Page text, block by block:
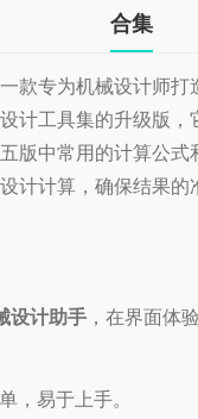
合集
款专为机械设计师打
计工具集的升级版，
版中常用的计算公式
计计算，确保结果的
设计助手 ，在界面体
，易于上手。